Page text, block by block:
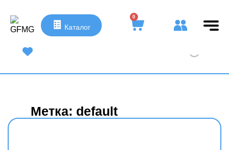
UA | RU
Каталог
0
Метка: default